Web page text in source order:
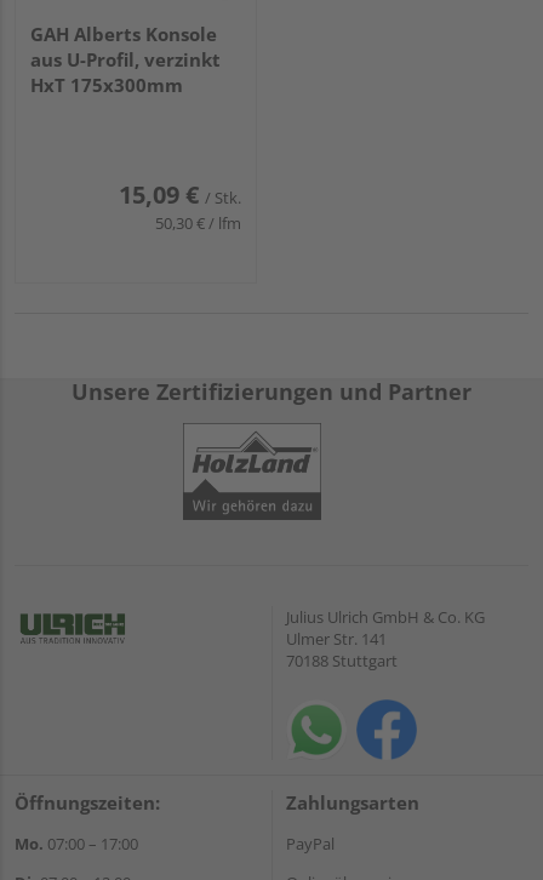
GAH Alberts Konsole
aus U-Profil, verzinkt
HxT 175x300mm
15,09 € / Stk.
50,30 € / lfm
Unsere Zertifizierungen und Partner
Julius Ulrich GmbH & Co. KG
Ulmer Str. 141
70188 Stuttgart
Öffnungszeiten:
Mo. 07:00 – 17:00
Zahlungsarten
PayPal